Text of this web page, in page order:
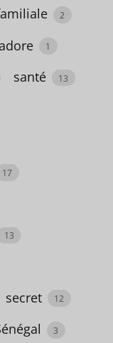
2
1
santé 13
17
13
secret 12
3